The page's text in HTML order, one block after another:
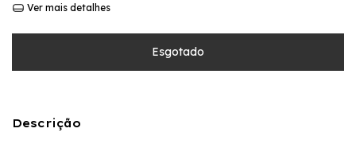
Ver mais detalhes
Descrição